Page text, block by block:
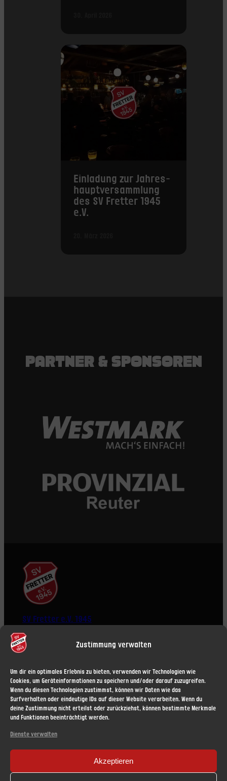
Zustimmung verwalten
Um dir ein optimales Erlebnis zu bieten, verwenden wir Technologien wie
Cookies, um Geräteinformationen zu speichern und/oder darauf zuzugreifen.
Wenn du diesen Technologien zustimmst, können wir Daten wie das
Surfverhalten oder eindeutige IDs auf dieser Website verarbeiten. Wenn du
deine Zustimmung nicht erteilst oder zurückziehst, können bestimmte Merkmale
und Funktionen beeinträchtigt werden.
Dienste verwalten
Akzeptieren
Einladung zur Jahres­
haupt­versammlung
des SV Fretter 1945
e.V.
PARTNER & SPONSOREN
SV Fretter e.V. 1945
ÜBER UNS
News
Vorstand
Mitgliedschaft
RECHTLICHES
Impressum
Haftungsausschluss (Disclaimer)
Cookie-Richtlinie (EU)